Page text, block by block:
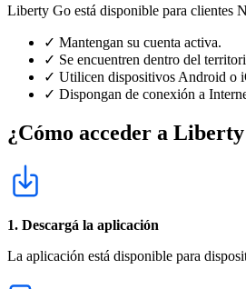
Liberty Go está disponible para clientes
✓ Mantengan su cuenta activa.
✓ Se encuentren dentro del
✓ Utilicen dispositivos Android o
✓ Dispongan de conexión a
¿Cómo acceder a
1. Descargá la aplicación
La aplicación está disponible para